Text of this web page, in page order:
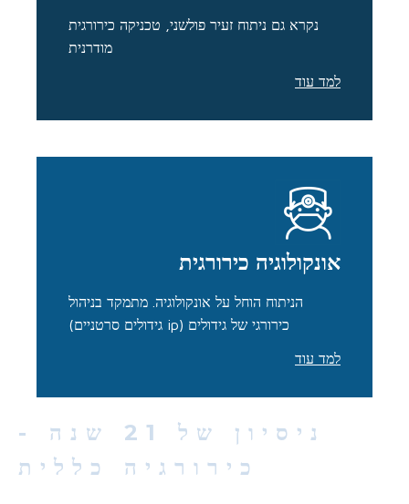
נקרא גם ניתוח זעיר פולשני, טכניקה כירורגית
מודרנית
למד עוד
אונקולוגיה כירורגית
הניתוח הוחל על אונקולוגיה. מתמקד בניהול
כירורגי של גידולים (ip גידולים סרטניים)
למד עוד
ניסיון של 21 שנה -
כירורגיה כללית